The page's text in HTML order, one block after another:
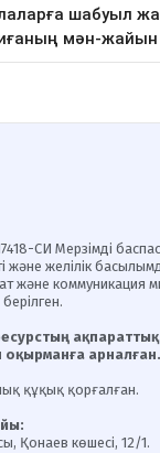
СИ Мерзімді
және желілік
және коммуникация
ақпараттық
оқырманға арналған.
құқық қорғалған.
Қонаев көшесі, 12/1.